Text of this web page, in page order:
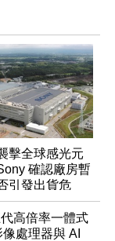
擊全球感光元
確認廠房暫
引發出貨危
高倍率一體式
處理器與 AI